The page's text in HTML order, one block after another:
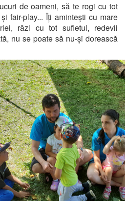
de oameni, să te rogi cu tot
fair-play... Îți amintești cu mare
râzi cu tot sufletul, redevii
nu se poate să nu-și dorească